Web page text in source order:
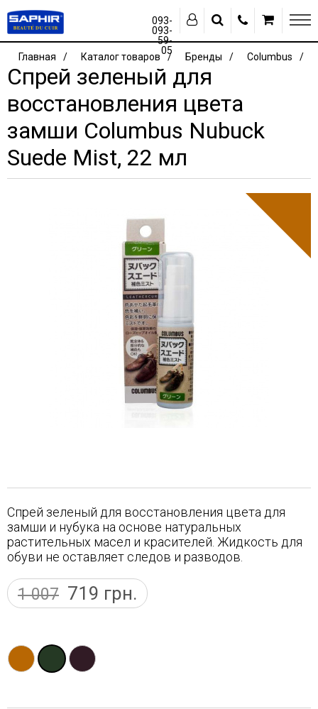
093-
093-
59-
05
Главная Каталог товаров Бренды Columbus
Спрей зеленый для
восстановления цвета
замши Columbus Nubuck
Suede Mist, 22 мл
Спрей зеленый для восстановления цвета для
замши и нубука на основе натуральных
растительных масел и красителей. Жидкость для
обуви не оставляет следов и разводов.
1 007 719 грн.